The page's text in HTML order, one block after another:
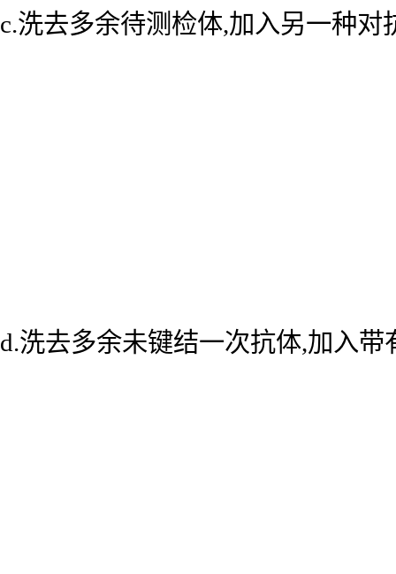
c.洗去多余待测检体,加入另一种
d.洗去多余未键结一次抗体,加入